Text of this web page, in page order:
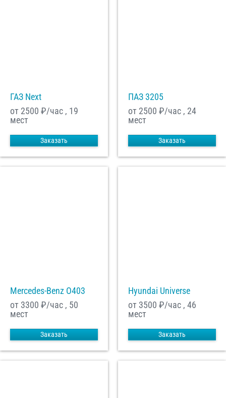
ГАЗ Next
от 2500 ₽/час , 19
мест
Заказать
ПАЗ 3205
от 2500 ₽/час , 24
мест
Заказать
Mercedes-Benz О403
от 3300 ₽/час , 50
мест
Заказать
Hyundai Universe
от 3500 ₽/час , 46
мест
Заказать